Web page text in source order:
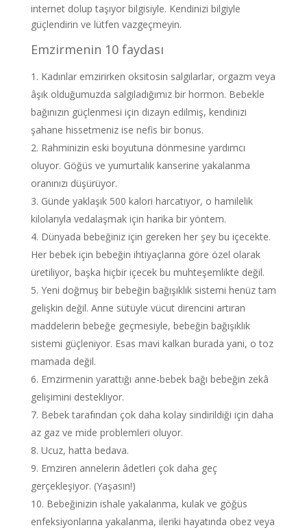
internet dolup taşıyor bilgisiyle. Kendinizi bilgiyle
güçlendirin ve lütfen vazgeçmeyin.
Emzirmenin 10 faydası
Kadınlar emzirirken oksitosin salgılarlar, orgazm veya
âşık olduğumuzda salgıladığımız bir hormon. Bebekle
bağınızın güçlenmesi için dizayn edilmiş, kendinizi
şahane hissetmeniz ise nefis bir bonus.
Rahminizin eski boyutuna dönmesine yardımcı
oluyor. Göğüs ve yumurtalık kanserine yakalanma
oranınızı düşürüyor.
Günde yaklaşık 500 kalori harcatıyor, o hamilelik
kilolarıyla vedalaşmak için harika bir yöntem.
Dünyada bebeğiniz için gereken her şey bu içecekte.
Her bebek için bebeğin ihtiyaçlarına göre özel olarak
üretiliyor, başka hiçbir içecek bu muhteşemlikte değil.
Yeni doğmuş bir bebeğin bağışıklık sistemi henüz tam
gelişkin değil. Anne sütüyle vücut direncini artıran
maddelerin bebeğe geçmesiyle, bebeğin bağışıklık
sistemi güçleniyor. Esas mavi kalkan burada yani, o toz
mamada değil.
Emzirmenin yarattığı anne-bebek bağı bebeğin zekâ
gelişimini destekliyor.
Bebek tarafından çok daha kolay sindirildiği için daha
az gaz ve mide problemleri oluyor.
Ucuz, hatta bedava.
Emziren annelerin âdetleri çok daha geç
gerçekleşiyor. (Yaşasın!)
Bebeğinizin ishale yakalanma, kulak ve göğüs
enfeksiyonlarına yakalanma, ileriki hayatında obez veya